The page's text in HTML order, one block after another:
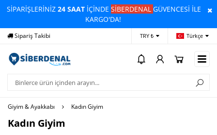
SİPARİŞLERİNİZ24 SAAT İÇİNDESİBERDENALGÜVENCESİ İLE
KARGO'DA!
Sipariş Takibi TRY ₺ Türkçe
Giyim & Ayakkabı Kadın Giyim
Kadın Giyim